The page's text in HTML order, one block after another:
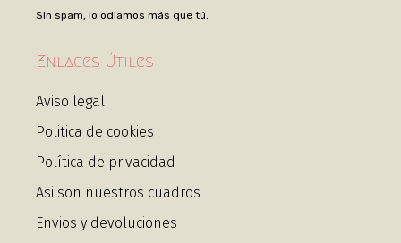
Sin spam, lo odiamos más que tú.
Enlaces Útiles
Aviso legal
Politica de cookies
Política de privacidad
Asi son nuestros cuadros
Envios y devoluciones